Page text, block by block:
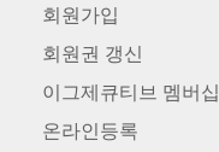
회원가입
회원권 갱신
이그제큐티브 멤버십
온라인등록